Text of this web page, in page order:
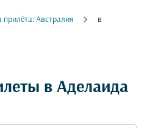
прилёта: Австралия
в
в Аделаида